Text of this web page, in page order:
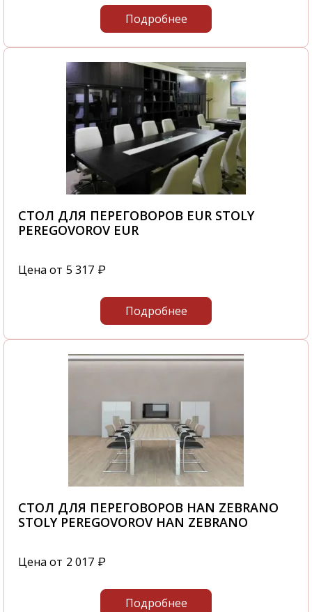
Подробнее
СТОЛ ДЛЯ ПЕРЕГОВОРОВ EUR STOLY
PEREGOVOROV EUR
Цена от 5 317 ₽
Подробнее
СТОЛ ДЛЯ ПЕРЕГОВОРОВ HAN ZEBRANO
STOLY PEREGOVOROV HAN ZEBRANO
Цена от 2 017 ₽
Подробнее